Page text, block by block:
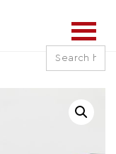
for: